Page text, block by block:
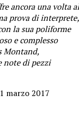
ancora una volta al
prova di interprete,
la sua poliforme
e complesso
Montand,
note di pezzi
marzo 2017